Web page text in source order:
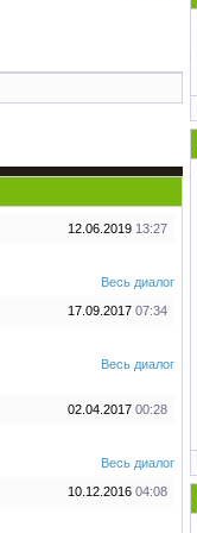
12.06.2019 13:27
Весь диалог
17.09.2017 07:34
Весь диалог
02.04.2017 00:28
Весь диалог
10.12.2016 04:08